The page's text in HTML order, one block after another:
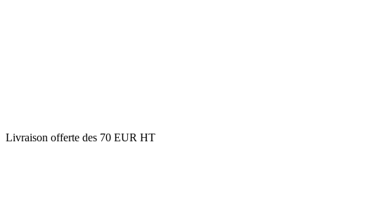
Livraison offerte des 70 EUR HT